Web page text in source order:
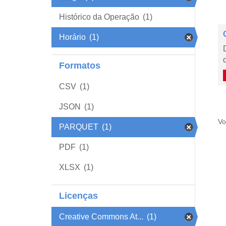
Histórico da Operação (1)
Horário (1)
Formatos
CSV (1)
JSON (1)
PARQUET (1)
PDF (1)
XLSX (1)
Licenças
Creative Commons At... (1)